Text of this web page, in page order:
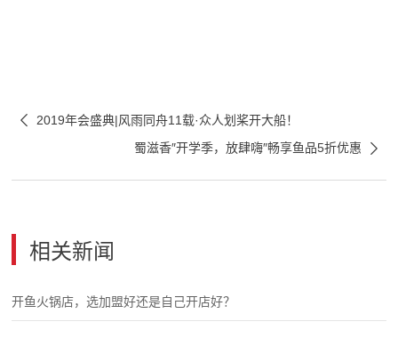
2019年会盛典|风雨同舟11载·众人划桨开大船！

蜀滋香″开学季，放肆嗨″畅享鱼品5折优惠
相关新闻
开鱼火锅店，选加盟好还是自己开店好？